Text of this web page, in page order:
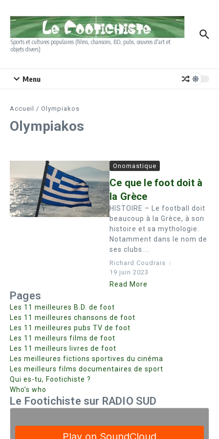
Sports et cultures populaires (films, chansons, BD, pubs, œuvres d'art et
objets divers)
Menu
Accueil / Olympiakos
Olympiakos
Onomastique
Ce que le foot doit à
la Grèce
HISTOIRE – Le football doit
beaucoup à la Grèce, à son
histoire et sa mythologie.
Notamment dans le nom de
ses clubs....
Richard Coudrais
19 juin 2023
Read More
Pages
Les 11 meilleures B.D. de foot
Les 11 meilleures chansons de foot
Les 11 meilleures pubs TV de foot
Les 11 meilleurs films de foot
Les 11 meilleurs livres de foot
Les meilleures fictions sportives du cinéma
Les meilleurs films documentaires de sport
Qui es-tu, Footichiste ?
Who’s who
Le Footichiste sur RADIO SUD